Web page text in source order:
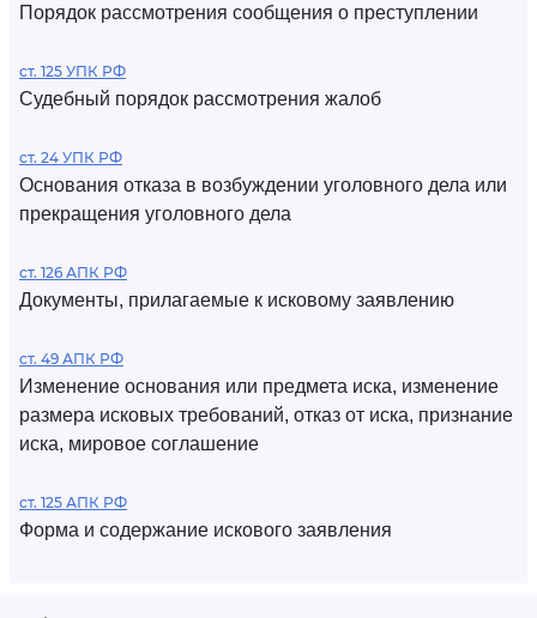
Порядок рассмотрения сообщения о преступлении
ст. 125 УПК РФ
Судебный порядок рассмотрения жалоб
ст. 24 УПК РФ
Основания отказа в возбуждении уголовного дела или
прекращения уголовного дела
ст. 126 АПК РФ
Документы, прилагаемые к исковому заявлению
ст. 49 АПК РФ
Изменение основания или предмета иска, изменение
размера исковых требований, отказ от иска, признание
иска, мировое соглашение
ст. 125 АПК РФ
Форма и содержание искового заявления